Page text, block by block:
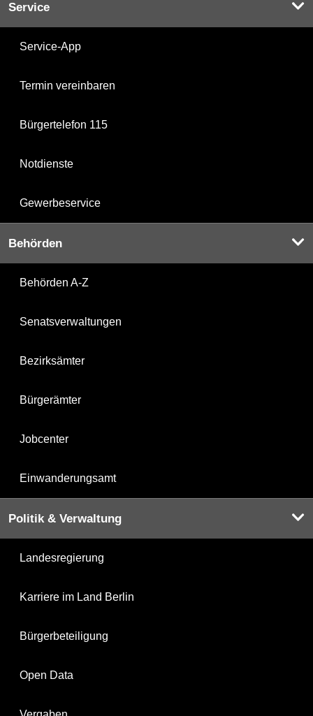
Service
Service-App
Termin vereinbaren
Bürgertelefon 115
Notdienste
Gewerbeservice
Behörden
Behörden A-Z
Senatsverwaltungen
Bezirksämter
Bürgerämter
Jobcenter
Einwanderungsamt
Politik & Verwaltung
Landesregierung
Karriere im Land Berlin
Bürgerbeteiligung
Open Data